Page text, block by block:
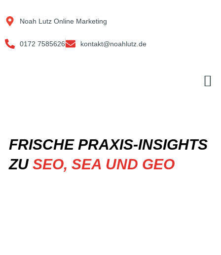
Inhalt
springen
Noah Lutz Online Marketing
0172 7585626 kontakt@noahlutz.de
FRISCHE PRAXIS-INSIGHTS
ZU SEO, SEA UND GEO